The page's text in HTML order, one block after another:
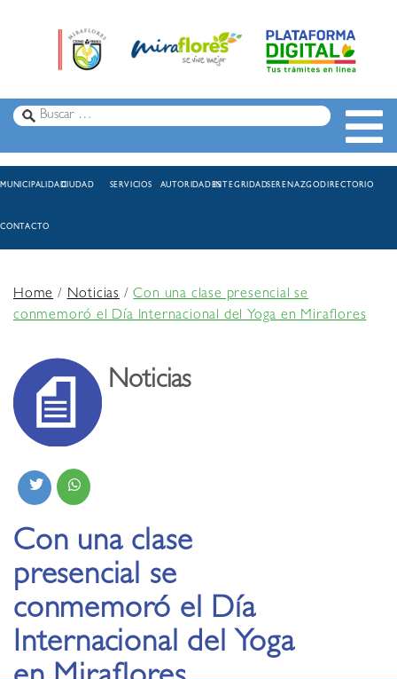
MUNICIPALIDADCIUDAD SERVICIOS AUTORIDADESINTEGRIDADSERENAZGODIRECTORIO
CONTACTO
Home/Noticias /Con una clase presencial se
conmemoró el Día Internacional del Yoga en Miraflores
Noticias
Con una clase
presencial se
conmemoró el Día
Internacional del Yoga